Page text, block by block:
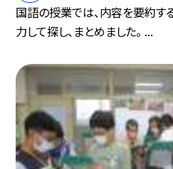
国語の授業では、内容を要約す
力して探し、まとめました。 ...